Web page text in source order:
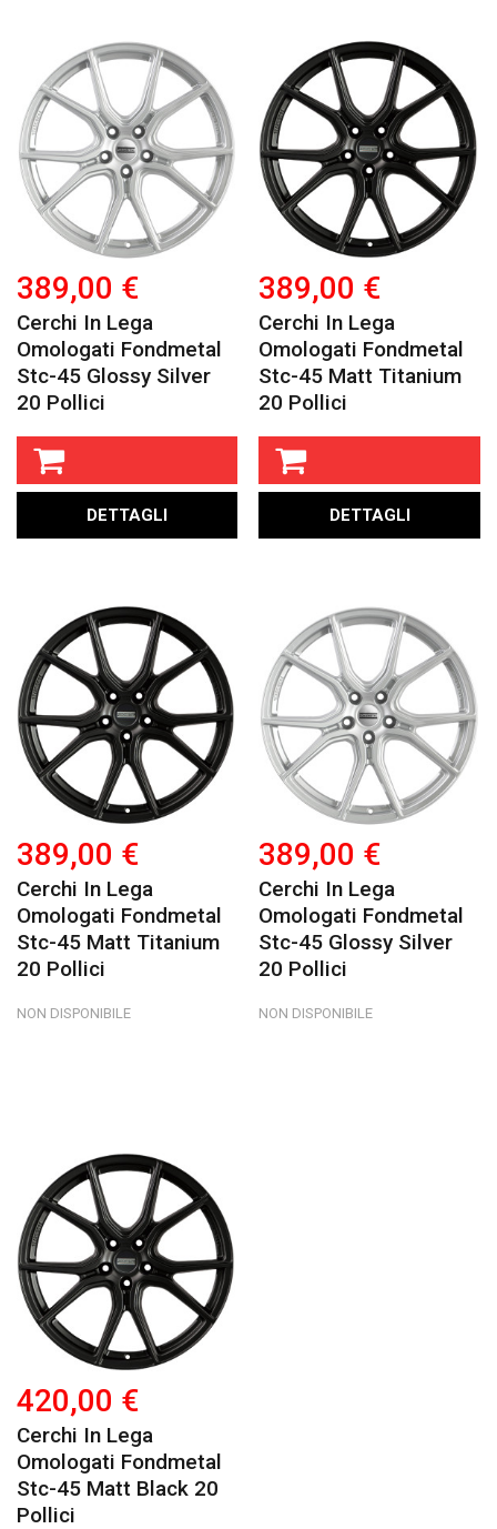
389,00 €
Cerchi In Lega
Omologati Fondmetal
Stc-45 Glossy Silver
20 Pollici
DETTAGLI
389,00 €
Cerchi In Lega
Omologati Fondmetal
Stc-45 Matt Titanium
20 Pollici
DETTAGLI
389,00 €
Cerchi In Lega
Omologati Fondmetal
Stc-45 Matt Titanium
20 Pollici
NON DISPONIBILE
389,00 €
Cerchi In Lega
Omologati Fondmetal
Stc-45 Glossy Silver
20 Pollici
NON DISPONIBILE
420,00 €
Cerchi In Lega
Omologati Fondmetal
Stc-45 Matt Black 20
Pollici